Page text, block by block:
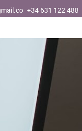
+34 631 122 488